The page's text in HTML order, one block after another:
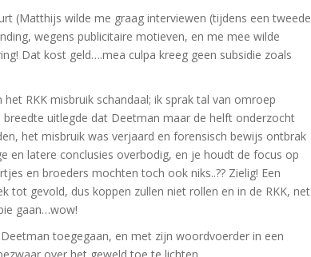
(Matthijs wilde me graag interviewen (tijdens een tweede
wegens publicitaire motieven, en me mee wilde
Dat kost geld….mea culpa kreeg geen subsidie zoals
RKK misbruik schandaal; ik sprak tal van omroep
uitlegde dat Deetman maar de helft onderzocht
het misbruik was verjaard en forensisch bewijs ontbrak
en latere conclusies overbodig, en je houdt de focus op
en broeders mochten toch ook niks..?? Zielig! Een
tot gevold, dus koppen zullen niet rollen en in de RKK, net
gaan…wow!
toegegaan, en met zijn woordvoerder in een